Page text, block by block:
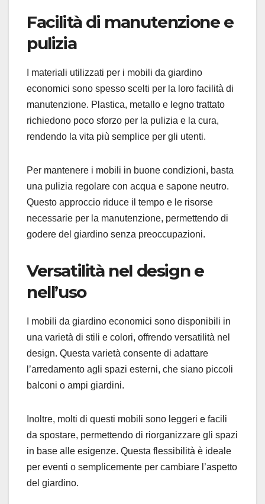
Facilità di manutenzione e
pulizia
I materiali utilizzati per i mobili da giardino
economici sono spesso scelti per la loro facilità di
manutenzione. Plastica, metallo e legno trattato
richiedono poco sforzo per la pulizia e la cura,
rendendo la vita più semplice per gli utenti.
Per mantenere i mobili in buone condizioni, basta
una pulizia regolare con acqua e sapone neutro.
Questo approccio riduce il tempo e le risorse
necessarie per la manutenzione, permettendo di
godere del giardino senza preoccupazioni.
Versatilità nel design e
nell’uso
I mobili da giardino economici sono disponibili in
una varietà di stili e colori, offrendo versatilità nel
design. Questa varietà consente di adattare
l’arredamento agli spazi esterni, che siano piccoli
balconi o ampi giardini.
Inoltre, molti di questi mobili sono leggeri e facili
da spostare, permettendo di riorganizzare gli spazi
in base alle esigenze. Questa flessibilità è ideale
per eventi o semplicemente per cambiare l’aspetto
del giardino.